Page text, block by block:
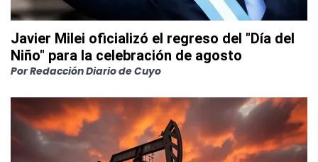
Javier Milei oficializó el regreso del "Día del
Niño" para la celebración de agosto
PorRedacción Diario de Cuyo